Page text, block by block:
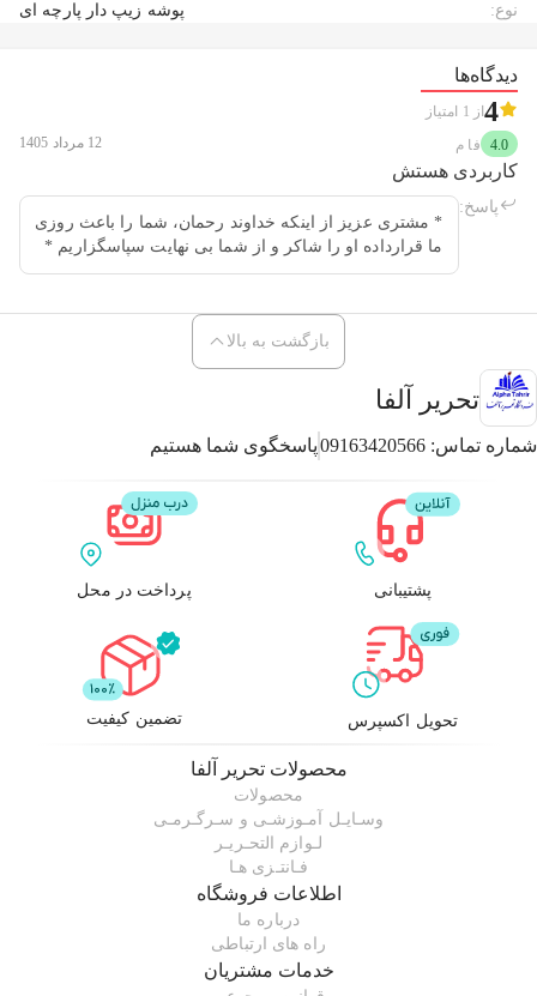
نوع:
پوشه زیپ دار پارچه ای
دیدگاه‌ها
4 از 1 امتیاز
4.0
فا م 12 مرداد 1405
کاربردی هستش
پاسخ:
* مشتری عزیز از اینکه خداوند رحمان، شما را باعث روزی
ما قرارداده او را شاکر و از شما بی نهایت سپاسگزاریم *
تحریر آلفا
شماره تماس: 09163420566پاسخگوی شما هستیم
بازگشت به بالا
پشتیبانی پرداخت در محل
تحویل اکسپرس تضمین کیفیت
محصولاتتحریر آلفا
محصولات
وسـایـل آمـوزشـی و سـرگـرمـی
لـوازم التحـریـر
فـانتـزی هـا
اطلاعات فروشگاه
درباره ما
راه های ارتباطی
خدمات مشتریان